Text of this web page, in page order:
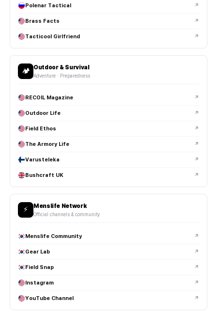
Polenar Tactical ↗
Brass Facts ↗
Tacticool Girlfriend ↗
🏕️ Outdoor & Survival
Adventure · Preparedness
RECOIL Magazine ↗
Outdoor Life ↗
Field Ethos ↗
The Armory Life ↗
Varusteleka ↗
Bushcraft UK ↗
⚡ Menslife Network
Official channels & community
Menslife Community ↗
Gear Lab ↗
Field Snap ↗
Instagram ↗
YouTube Channel ↗